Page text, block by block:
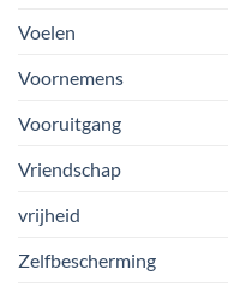
Voelen
Voornemens
Vooruitgang
Vriendschap
vrijheid
Zelfbescherming